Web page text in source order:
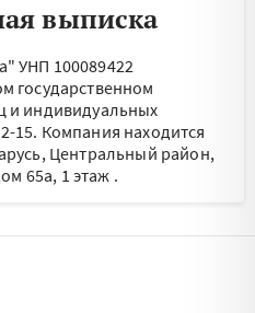
выписка
УНП 100089422
государственном
и индивидуальных
15. Компания находится
Центральный район,
65а, 1 этаж .